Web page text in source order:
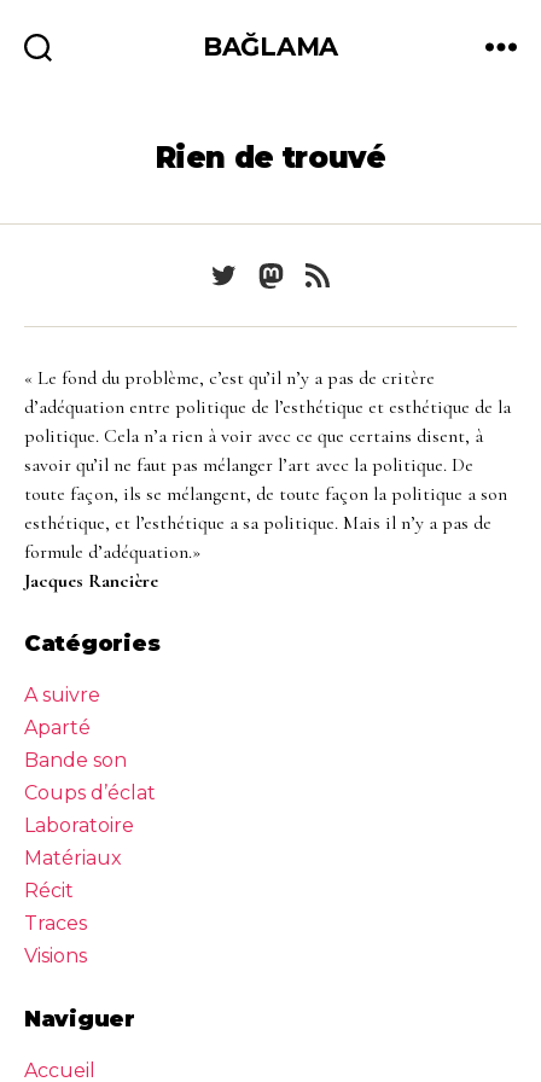
BAĞLAMA
Rien de trouvé
TwitterMastodon
Feed
« Le fond du problème, c’est qu’il n’y a pas de critère
d’adéquation entre politique de l’esthétique et esthétique de la
politique. Cela n’a rien à voir avec ce que certains disent, à
savoir qu’il ne faut pas mélanger l’art avec la politique. De
toute façon, ils se mélangent, de toute façon la politique a son
esthétique, et l’esthétique a sa politique. Mais il n’y a pas de
formule d’adéquation.»
Jacques Rancière
Catégories
A suivre
Aparté
Bande son
Coups d’éclat
Laboratoire
Matériaux
Récit
Traces
Visions
Naviguer
Accueil